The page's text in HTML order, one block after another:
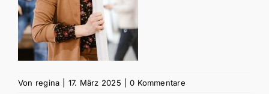
Von regina 17. März 2025 0 Kommentare